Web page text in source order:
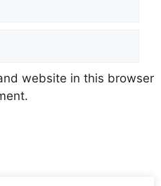
website in this browser